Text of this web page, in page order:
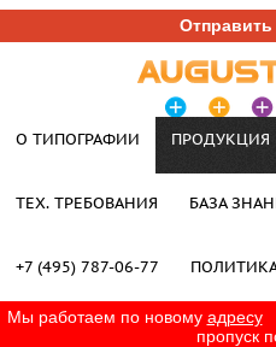
Отправить
О ТИПОГРАФИИ ПРОДУКЦИЯ
ТЕХ. ТРЕБОВАНИЯ БАЗА
+7 (495) 787-06-77
Мы работаем по новому адресу
пропуск